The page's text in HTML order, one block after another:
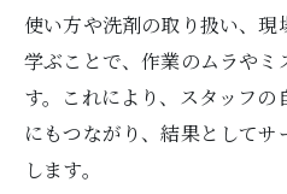
使い方や洗剤の取り扱い、
学ぶことで、作業のムラやミ
す。これにより、スタッフの
にもつながり、結果として
します。